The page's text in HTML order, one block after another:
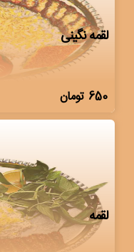
لقمه نگینی
650 تومان
لقمه